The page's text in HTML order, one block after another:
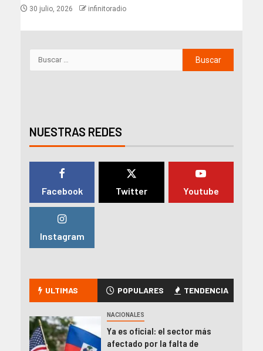
30 julio, 2026 infinitoradio
NUESTRAS REDES
Facebook Twitter Youtube
Instagram
ULTIMAS POPULARES TENDENCIA
NACIONALES
Ya es oficial: el sector más
afectado por la falta de